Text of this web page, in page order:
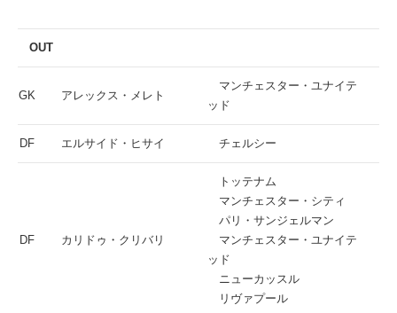
OUT
GK アレックス・メレト
マンチェスター・ユナイテ
ッド
DF エルサイド・ヒサイ チェルシー
DF カリドゥ・クリバリ
トッテナム
マンチェスター・シティ
パリ・サンジェルマン
マンチェスター・ユナイテ
ッド
ニューカッスル
リヴァプール